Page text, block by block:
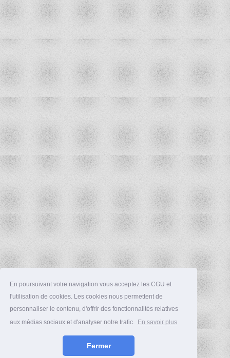
En poursuivant votre navigation vous acceptez les CGU et
l'utilisation de cookies. Les cookies nous permettent de
personnaliser le contenu, d'offrir des fonctionnalités relatives
aux médias sociaux et d'analyser notre trafic. En savoir plus
Fermer